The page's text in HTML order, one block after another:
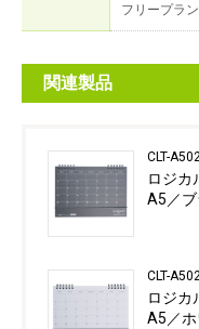
フリープラ
関連製品
CLT-
ロジカ
A5／ブ
CLT-
ロジカ
A5／ホ